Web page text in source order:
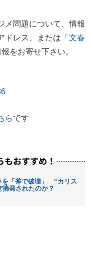
メ問題について、情報
ドレス、または「 文春
をお寄せ下さい。
らです
を「斧で破壊」 “カリス
発されたのか？